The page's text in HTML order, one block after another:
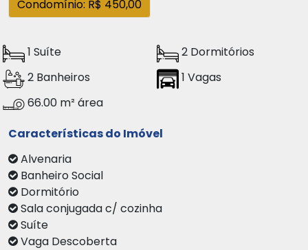
Condomínio: R$ 450,00
1 Suíte
2 Dormitórios
2 Banheiros
1 Vagas
66.00 m² área
Características do Imóvel
Alvenaria
Banheiro Social
Dormitório
Sala conjugada c/ cozinha
Suíte
Vaga Descoberta